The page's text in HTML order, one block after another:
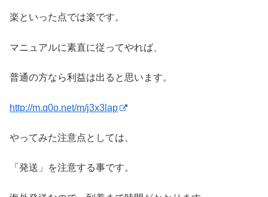
楽といった点では楽です。
マニュアルに素直に従ってやれば、
普通の方なら利益は出ると思います。
http://m.q0o.net/m/j3x3lap
やってみた注意点としては、
「発送」を注意する事です。